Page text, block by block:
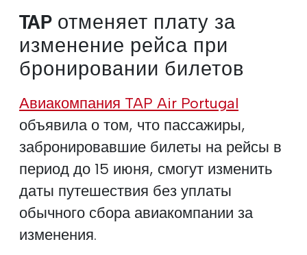
TAP отменяет плату за
изменение рейса при
бронировании билетов
Авиакомпания TAP Air Portugal
объявила о том, что пассажиры,
забронировавшие билеты на рейсы в
период до 15 июня, смогут изменить
даты путешествия без уплаты
обычного сбора авиакомпании за
изменения.